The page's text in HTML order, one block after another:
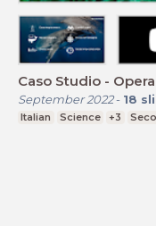
Caso Studio -
September 2022- 18
Italian Science +3